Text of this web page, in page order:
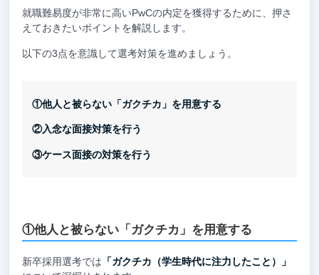
就職難易度が非常に高いPwCの内定を獲得するために、押さ
えておきたいポイントを解説します。
以下の3点を意識して選考対策を進めましょう。
①他人と被らない「ガクチカ」を用意する
②入念な面接対策を行う
③ケース面接の対策を行う
①他人と被らない「ガクチカ」を用意する
新卒採用選考では 「ガクチカ（学生時代に注力したこと）」